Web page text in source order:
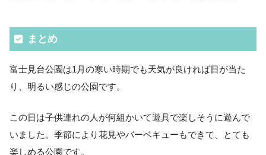
まとめ
富士見台公園は1月の寒い時期でも天気が良ければ日が当た
り、明るい感じの公園です。
この日は子供連れの人が何組かいて遊具で楽しそうに遊んで
いました。季節により花見やバーベキューもできて、とても
楽しめる公園です。